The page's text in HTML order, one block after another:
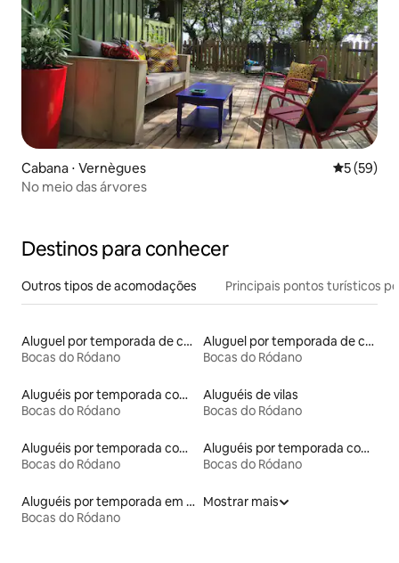
Cabana ⋅ Vernègues 5 de uma
5 (59)
No meio das árvores
Destinos para conhecer
Outros tipos de acomodações Principais pontos turísticos
Aluguel por temporada de casas de hóspedes
Bocas do Ródano
Aluguel por temporada de castelos
Bocas do Ródano
Aluguéis por temporada com acesso ao lago
Bocas do Ródano
Aluguéis de vilas
Bocas do Ródano
Aluguéis por temporada com acesso à praia
Bocas do Ródano
Aluguéis por temporada com caiaque
Bocas do Ródano
Aluguéis por temporada em albergue
Bocas do Ródano
Mostrar mais